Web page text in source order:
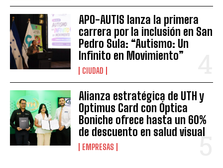
APO-AUTIS lanza la primera
carrera por la inclusión en San
Pedro Sula: “Autismo: Un
Infinito en Movimiento”
CIUDAD
Alianza estratégica de UTH y
Optimus Card con Óptica
Boniche ofrece hasta un 60%
de descuento en salud visual
EMPRESAS